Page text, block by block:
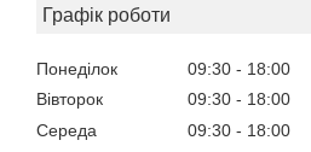
Графік роботи
Понеділок 09:30
18:00
Вівторок
09:30
18:00
Середа
09:30
18:00